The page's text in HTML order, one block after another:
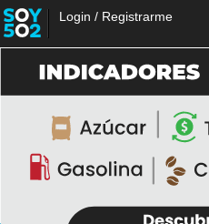
Login / Registrarme